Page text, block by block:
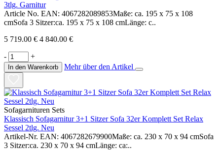
3tlg. Garnitur
Article No. EAN: 4067282089853Maße: ca. 195 x 75 x 108
cmSofa 3 Sitzer:ca. 195 x 75 x 108 cmLänge: c..
5 719.00 € 4 840.00 €
- +
In den Warenkorb Mehr über den Artikel
Sofagarnituren Sets
Klassisch Sofagarnitur 3+1 Sitzer Sofa 32er Komplett Set Relax
Sessel 2tlg. Neu
Artikel-Nr. EAN: 4067282679900Maße: ca. 230 x 70 x 94 cmSofa
3 Sitzer:ca. 230 x 70 x 94 cmLänge: ca:..